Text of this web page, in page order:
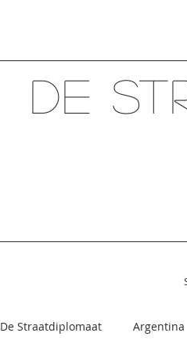
DE
De Straatdiplomaat Argentina